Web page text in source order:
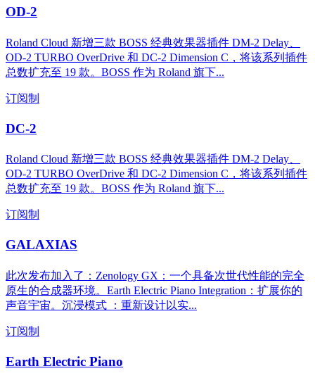
OD-2
Roland Cloud 新增三款 BOSS 经典效果器插件 DM-2 Delay、
OD-2 TURBO OverDrive 和 DC-2 Dimension C，将该系列插件
总数扩充至 19 款。BOSS 作为 Roland 旗下...
订阅制
DC-2
Roland Cloud 新增三款 BOSS 经典效果器插件 DM-2 Delay、
OD-2 TURBO OverDrive 和 DC-2 Dimension C，将该系列插件
总数扩充至 19 款。BOSS 作为 Roland 旗下...
订阅制
GALAXIAS
此次发布加入了：Zenology GX：一个具备次世代性能的完全
原生的合成器环境。Earth Electric Piano Integration：扩展你的
声音宇宙。沉浸模式 ：重新设计以实...
订阅制
Earth Electric Piano